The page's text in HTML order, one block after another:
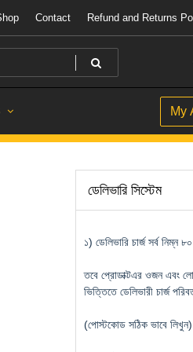
Contact Refund and Returns
My
ডেলিভারি সিস্টেম
১) ডেলিভারি চার্জ সর্ব নিম্ন
তবে প্রোডাক্টএর ওজন এবং
ভিত্তিতে ডেলিভারী চার্জ
(পোস্টকোড সঠিক ভাবে লিখুন)